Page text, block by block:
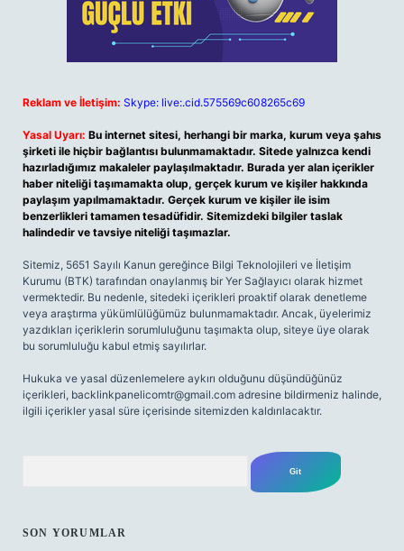
Reklam ve İletişim: Skype: live:.cid.575569c608265c69
Yasal Uyarı: Bu internet sitesi, herhangi bir marka, kurum veya şahıs
şirketi ile hiçbir bağlantısı bulunmamaktadır. Sitede yalnızca kendi
hazırladığımız makaleler paylaşılmaktadır. Burada yer alan içerikler
haber niteliği taşımamakta olup, gerçek kurum ve kişiler hakkında
paylaşım yapılmamaktadır. Gerçek kurum ve kişiler ile isim
benzerlikleri tamamen tesadüfidir. Sitemizdeki bilgiler taslak
halindedir ve tavsiye niteliği taşımazlar.
Sitemiz, 5651 Sayılı Kanun gereğince Bilgi Teknolojileri ve İletişim
Kurumu (BTK) tarafından onaylanmış bir Yer Sağlayıcı olarak hizmet
vermektedir. Bu nedenle, sitedeki içerikleri proaktif olarak denetleme
veya araştırma yükümlülüğümüz bulunmamaktadır. Ancak, üyelerimiz
yazdıkları içeriklerin sorumluluğunu taşımakta olup, siteye üye olarak
bu sorumluluğu kabul etmiş sayılırlar.
Hukuka ve yasal düzenlemelere aykırı olduğunu düşündüğünüz
içerikleri, backlinkpanelicomtr@gmail.com adresine bildirmeniz halinde,
ilgili içerikler yasal süre içerisinde sitemizden kaldırılacaktır.
SON YORUMLAR